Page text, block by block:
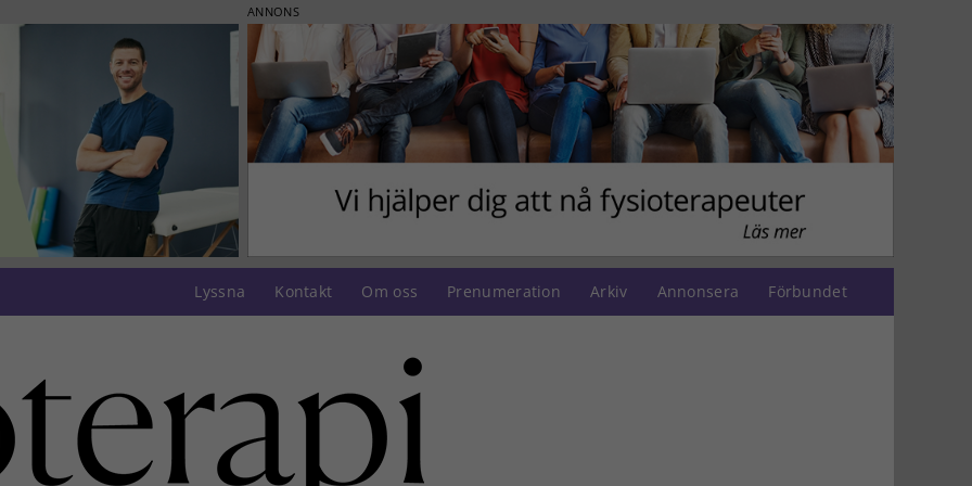
ANNONS
Lyssna Kontakt Om oss Prenumeration Arkiv Annonsera Förbundet